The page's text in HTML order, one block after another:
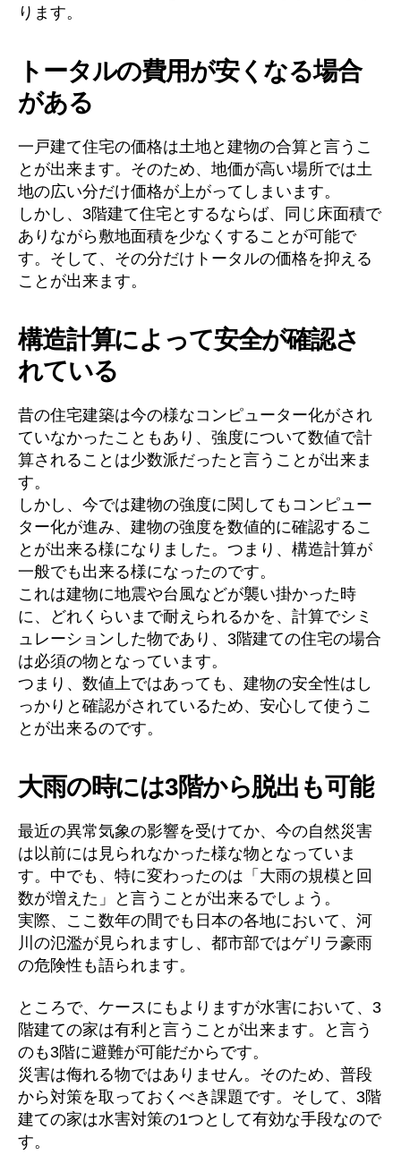
ります。
トータルの費用が安くなる場合
がある
一戸建て住宅の価格は土地と建物の合算と言うこ
とが出来ます。そのため、地価が高い場所では土
地の広い分だけ価格が上がってしまいます。
しかし、3階建て住宅とするならば、同じ床面積で
ありながら敷地面積を少なくすることが可能で
す。そして、その分だけトータルの価格を抑える
ことが出来ます。
構造計算によって安全が確認さ
れている
昔の住宅建築は今の様なコンピューター化がされ
ていなかったこともあり、強度について数値で計
算されることは少数派だったと言うことが出来ま
す。
しかし、今では建物の強度に関してもコンピュー
ター化が進み、建物の強度を数値的に確認するこ
とが出来る様になりました。つまり、構造計算が
一般でも出来る様になったのです。
これは建物に地震や台風などが襲い掛かった時
に、どれくらいまで耐えられるかを、計算でシミ
ュレーションした物であり、3階建ての住宅の場合
は必須の物となっています。
つまり、数値上ではあっても、建物の安全性はし
っかりと確認がされているため、安心して使うこ
とが出来るのです。
大雨の時には3階から脱出も可能
最近の異常気象の影響を受けてか、今の自然災害
は以前には見られなかった様な物となっていま
す。中でも、特に変わったのは「大雨の規模と回
数が増えた」と言うことが出来るでしょう。
実際、ここ数年の間でも日本の各地において、河
川の氾濫が見られますし、都市部ではゲリラ豪雨
の危険性も語られます。
ところで、ケースにもよりますが水害において、3
階建ての家は有利と言うことが出来ます。と言う
のも3階に避難が可能だからです。
災害は侮れる物ではありません。そのため、普段
から対策を取っておくべき課題です。そして、3階
建ての家は水害対策の1つとして有効な手段なので
す。